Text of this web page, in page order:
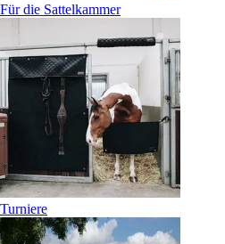
Für die Sattelkammer
Turniere